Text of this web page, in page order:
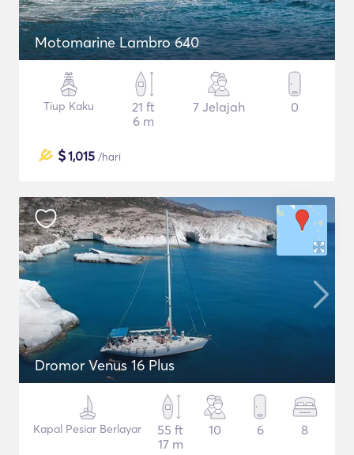
Motomarine Lambro 640
Tiup Kaku
21 ft
6 m
7 Jelajah 0
$1,015 /hari
Dromor Venus 16 Plus
Kapal Pesiar Berlayar
55 ft
17 m
10 6 8